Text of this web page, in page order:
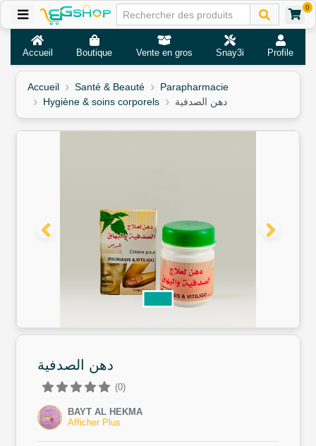
0
Accueil Boutique Vente en gros Snay3i Profile
Accueil Santé & Beauté
Parapharmacie
Hygiène & soins corporels
دهن الصدفية
دهن الصدفية
(0)
BAYT AL HEKMA
Afficher Plus